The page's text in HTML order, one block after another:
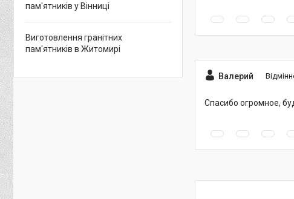
Валерий
Спасибо огромное,
пам'ятників у Вінниці
Виготовлення гранітних
пам'ятників в Житомирі